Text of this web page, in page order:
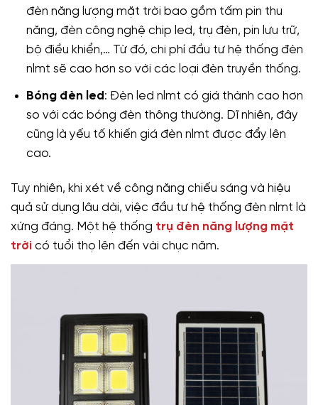
đèn năng lượng mặt trời bao gồm tấm pin thu
năng, đèn công nghệ chip led, trụ đèn, pin lưu trữ,
bộ điều khiển,… Từ đó, chi phí đầu tư hệ thống đèn
nlmt sẽ cao hơn so với các loại đèn truyền thống.
Bóng đèn led : Đèn led nlmt có giá thành cao hơn
so với các bóng đèn thông thường. Dĩ nhiên, đây
cũng là yếu tố khiến giá đèn nlmt được đẩy lên
cao.
Tuy nhiên, khi xét về công năng chiếu sáng và hiệu
quả sử dụng lâu dài, việc đầu tư hệ thống đèn nlmt là
xứng đáng. Một hệ thống trụ đèn năng lượng mặt
trời có tuổi thọ lên đến vài chục năm.